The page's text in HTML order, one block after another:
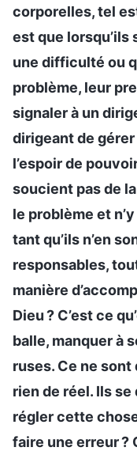
corporelles, tel
est que
une difficulté ou
problème, leur
signaler à un
dirigeant de
l’espoir de
soucient pas de
le problème et
tant qu’ils n’en
responsables,
manière
Dieu ? C’est ce
balle, manquer à
ruses. Ce ne
rien de réel. Ils se
régler cette
faire une erreur ?